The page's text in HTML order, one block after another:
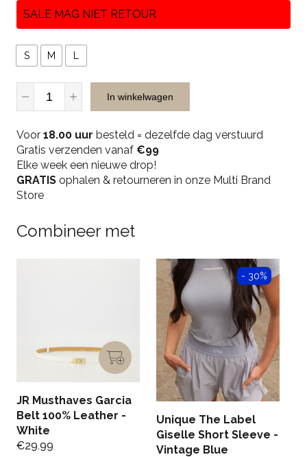
SALE MAG NIET RETOUR
S M
Musthaves
Skort
-
Pink
quantity
In winkelwagen
Voor 18.00 uur besteld = dezelfde dag verstuurd
Gratis verzenden vanaf €99
Elke week een nieuwe drop!
GRATIS ophalen & retourneren in onze Multi Brand
Store
Combineer met
JR Musthaves Garcia
Belt 100% Leather -
White
€29.99
- 30%
Unique The Label
Giselle Short Sleeve -
Vintage Blue